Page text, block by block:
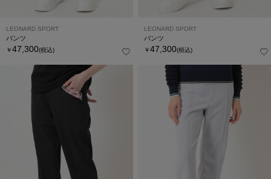
LEONARD SPORT
パンツ
￥47,300(税込)
LEONARD SPORT
パンツ
￥47,300(税込)